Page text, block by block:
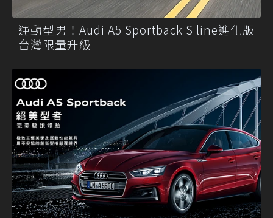
運動型男！Audi A5 Sportback S line進化版
台灣限量升級